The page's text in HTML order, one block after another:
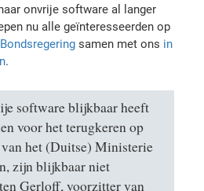
onvrije software al langer
nu alle geïnteresseerden op
samen met ons in
.
software blijkbaar heeft
voor het terugkeren op
het (Duitse) Ministerie
zijn blijkbaar niet
Gerloff, voorzitter van